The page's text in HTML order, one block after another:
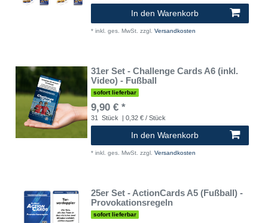
In den Warenkorb
* inkl. ges. MwSt. zzgl. Versandkosten
31er Set - Challenge Cards A6 (inkl.
Video) - Fußball
sofort lieferbar
9,90 € *
31 Stück | 0,32 € / Stück
In den Warenkorb
* inkl. ges. MwSt. zzgl. Versandkosten
25er Set - ActionCards A5 (Fußball) -
Provokationsregeln
sofort lieferbar